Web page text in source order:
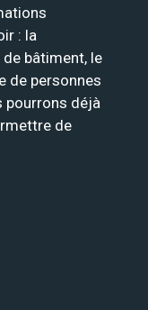
: la
bâtiment, le
de personnes
pourrons déjà
de